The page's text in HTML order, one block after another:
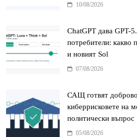
10/08/2026
ChatGPT дава GPT-
потребители: какво
и новият Sol
07/08/2026
САЩ готвят
киберрисковете на
политически въпрос
05/08/2026